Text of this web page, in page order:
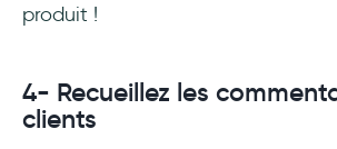
produit !
4- Recueillez les
clients